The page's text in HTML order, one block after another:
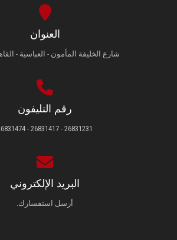
العنوان
شارع الخليفة المأمون - العباسية -
رقم التليفون
26831231 - 26831417 - 26831474
البريد الإلكتروني
أرسل استفسارك.